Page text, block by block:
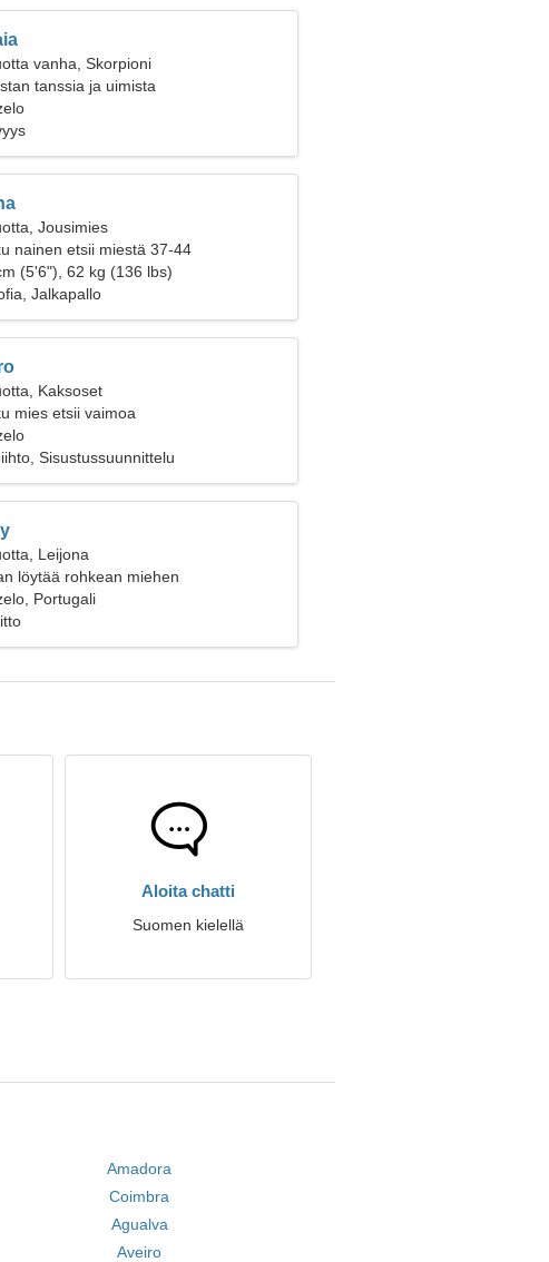
vanha, Skorpioni
tanssia ja uimista
Jousimies
nainen etsii miestä 37-44
(5'6"), 62 kg (136 lbs)
Jalkapallo
Kaksoset
mies etsii vaimoa
Sisustussuunnittelu
Leijona
löytää rohkean miehen
Portugali
Aloita chatti
Suomen kielellä
Amadora
Coimbra
Agualva
Aveiro